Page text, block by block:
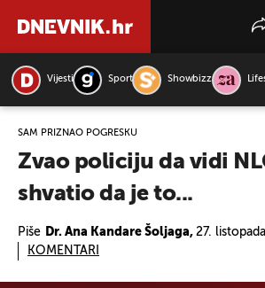
Vijesti Sport Showbizz
SAM PRIZNAO POGREŠKU
Zvao policiju da vidi
shvatio da je to...
Piše Dr. Ana Kandare Šoljaga, 27.
KOMENTARI
PRETRAŽITE VIJESTI